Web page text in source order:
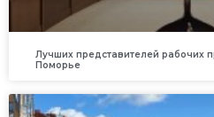
Лучших представителей рабочих
Поморье